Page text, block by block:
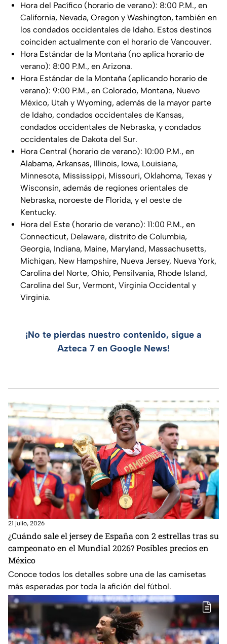
Hora del Pacífico (horario de verano): 8:00 P.M., en
California, Nevada, Oregon y Washington, también en
los condados occidentales de Idaho. Estos destinos
coinciden actualmente con el horario de Vancouver.
Hora Estándar de la Montaña (no aplica horario de
verano): 8:00 P.M., en Arizona.
Hora Estándar de la Montaña (aplicando horario de
verano): 9:00 P.M., en Colorado, Montana, Nuevo
México, Utah y Wyoming, además de la mayor parte
de Idaho, condados occidentales de Kansas,
condados occidentales de Nebraska, y condados
occidentales de Dakota del Sur.
Hora Central (horario de verano): 10:00 P.M., en
Alabama, Arkansas, Illinois, Iowa, Louisiana,
Minnesota, Mississippi, Missouri, Oklahoma, Texas y
Wisconsin, además de regiones orientales de
Nebraska, noroeste de Florida, y el oeste de
Kentucky.
Hora del Este (horario de verano): 11:00 P.M., en
Connecticut, Delaware, distrito de Columbia,
Georgia, Indiana, Maine, Maryland, Massachusetts,
Michigan, New Hampshire, Nueva Jersey, Nueva York,
Carolina del Norte, Ohio, Pensilvania, Rhode Island,
Carolina del Sur, Vermont, Virginia Occidental y
Virginia.
¡No te pierdas nuestro contenido, sigue a
Azteca 7 en Google News!
21 julio, 2026
¿Cuándo sale el jersey de España con 2 estrellas tras su
campeonato en el Mundial 2026? Posibles precios en
México
Conoce todos los detalles sobre una de las camisetas
más esperadas por toda la afición del fútbol.